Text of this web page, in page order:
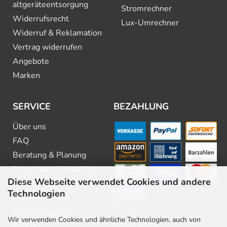
Diese Webseite verwendet Cookies und andere
Technologien
Wir verwenden Cookies und ähnliche Technologien, auch von
altgeräte­entsorgung
Widerrufsrecht
Widerruf & Reklamation
Vertrag widerrufen
Angebote
Marken
Stromrechner
Lux-Umrechner
SERVICE
Über uns
FAQ
Beratung & Planung
Downloads & Kataloge
Newsletter
Barrierefreiheit
BEZAHLUNG